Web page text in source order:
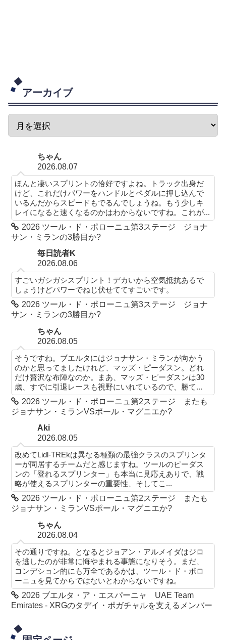
アーカイブ
ちゃん
2026.08.07
ほんと凄いスプリントの恰好ですよね。トラック出身だ
けど、これだけパワーをハンドルとペダルに押し込んで
いるんだからスピードもでるんでしょうね。もう少しキ
レイになると速くなるのかはわからないですね。これが...
2026 ツール・ド・ポローニュ第3ステージ ジョナ
サン・ミランの3勝目か?
毎日読者K
2026.08.06
すごいガシガシスプリント！デカいから空気抵抗あるで
しょうけどパワーでねじ伏せててすごいです。
2026 ツール・ド・ポローニュ第3ステージ ジョナ
サン・ミランの3勝目か?
ちゃん
2026.08.05
そうですね。ブエルタにはジョナサン・ミランが向かう
のかと思ってましたけれど、マッズ・ピーダスン。どれ
だけ贅沢な布陣なのか。まあ、マッズ・ピーダスンは30
歳、すでに引退レースも視野にいれているので、勝て...
2026 ツール・ド・ポローニュ第2ステージ またも
ジョナサン・ミランVSポール・マグニエか?
Aki
2026.08.05
改めてLidl-TREkは異なる種類の最強クラスのスプリンタ
ーが同居するチームだと感じますね。ツールのピーダス
ンの「登れるスプリンター」も本当に見応えありで、戦
略が使えるスプリンターの重要性、そしてこ...
2026 ツール・ド・ポローニュ第2ステージ またも
ジョナサン・ミランVSポール・マグニエか?
ちゃん
2026.08.04
その通りですね。となるとジョアン・アルメイダはジロ
を逃したのが非常に悔やまれる事態になりそう。まだ、
コンデション的にも万全であるかは、ツール・ド・ポロ
ーニュを見てからではないとわからないですね。
2026 ブエルタ・ア・エスパーニャ UAE Team
Emirates - XRGのタデイ・ポガチャルを支えるメンバー